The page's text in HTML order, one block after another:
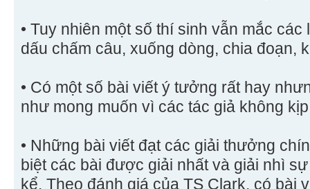
• Tuy nhiên một số thí sinh vẫn mắc
dấu chấm câu, xuống dòng, chia đoạn,
• Có một số bài viết ý tưởng rất hay
như mong muốn vì các tác giả không
• Những bài viết đạt các giải thưởng
biệt các bài được giải nhất và giải nhì
kể. Theo đánh giá của TS Clark, có bài